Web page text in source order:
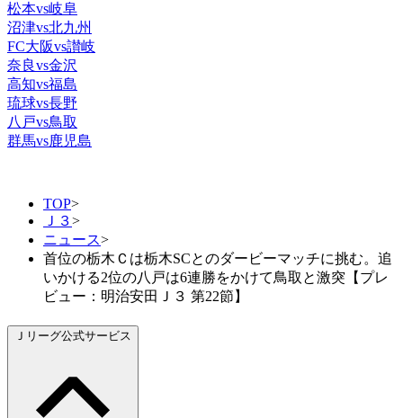
松本vs岐阜
沼津vs北九州
FC大阪vs讃岐
奈良vs金沢
高知vs福島
琉球vs長野
八戸vs鳥取
群馬vs鹿児島
TOP>
Ｊ３>
ニュース>
首位の栃木Ｃは栃木SCとのダービーマッチに挑む。追
いかける2位の八戸は6連勝をかけて鳥取と激突【プレ
ビュー：明治安田Ｊ３ 第22節】
Ｊリーグ公式サービス